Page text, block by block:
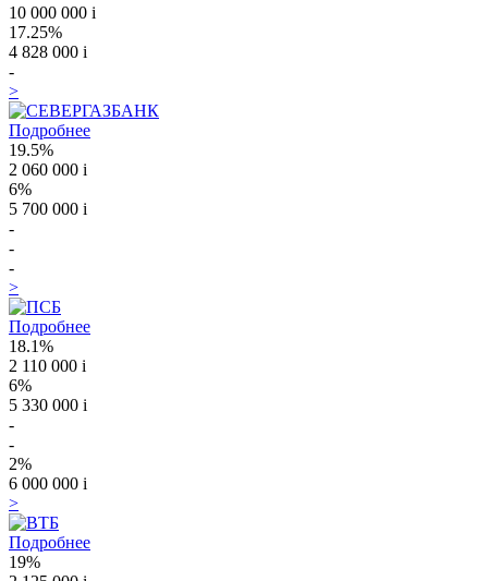
10 000 000 i
17.25%
4 828 000 i
-
>
Подробнее
19.5%
2 060 000 i
6%
5 700 000 i
-
-
-
>
Подробнее
18.1%
2 110 000 i
6%
5 330 000 i
-
-
2%
6 000 000 i
>
Подробнее
19%